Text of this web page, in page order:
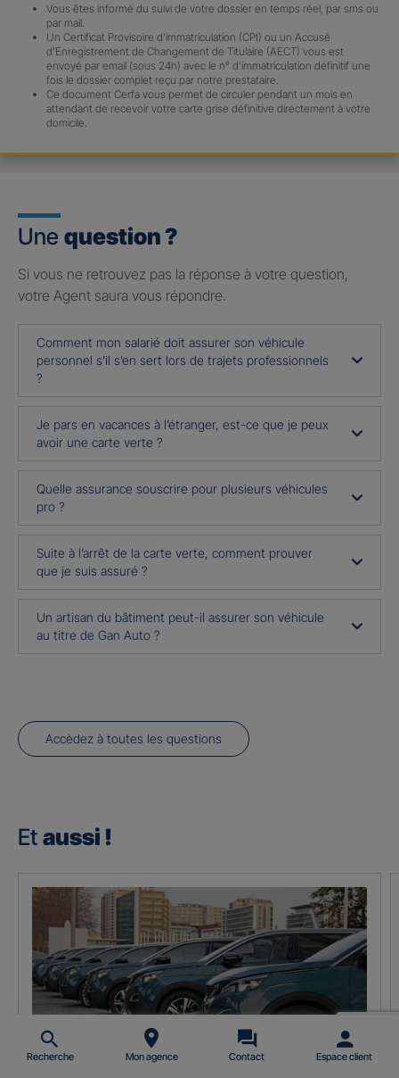
Vous êtes informé du suivi de votre dossier en temps réel, par sms ou
par mail.
Un Certificat Provisoire d’immatriculation (CPI) ou un Accusé
d’Enregistrement de Changement de Titulaire (AECT) vous est
envoyé par email (sous 24h) avec le n° d’immatriculation définitif une
fois le dossier complet reçu par notre prestataire.
Ce document Cerfa vous permet de circuler pendant un mois en
attendant de recevoir votre carte grise définitive directement à votre
domicile.
Une question ?
Si vous ne retrouvez pas la réponse à votre question,
votre Agent saura vous répondre.
Comment mon salarié doit assurer son véhicule
personnel s’il s’en sert lors de trajets professionnels
?
Je pars en vacances à l’étranger, est-ce que je peux
avoir une carte verte ?
Quelle assurance souscrire pour plusieurs véhicules
pro ?
Suite à l’arrêt de la carte verte, comment prouver
que je suis assuré ?
Un artisan du bâtiment peut-il assurer son véhicule
au titre de Gan Auto ?
Accèdez à toutes les questions
Et aussi !
Recherche Mon agence Contact Espace client